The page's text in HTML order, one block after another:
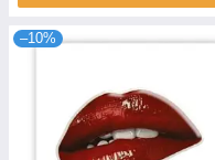
–10%